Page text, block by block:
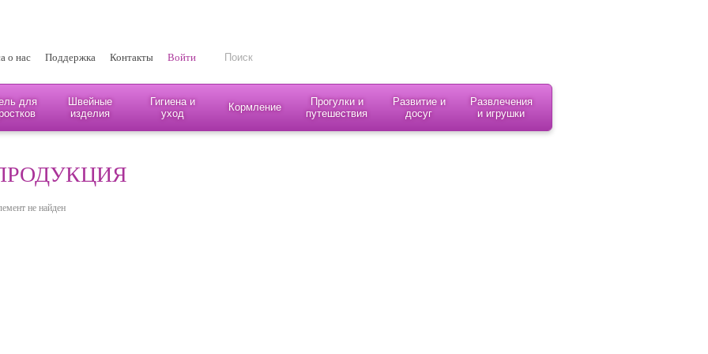
о нас Поддержка Контакты Войти
для
Швейные
изделия
Гигиена и
уход
Кормление
Прогулки и
путешествия
Развитие и
досуг
Развлечения
и игрушки
не найден